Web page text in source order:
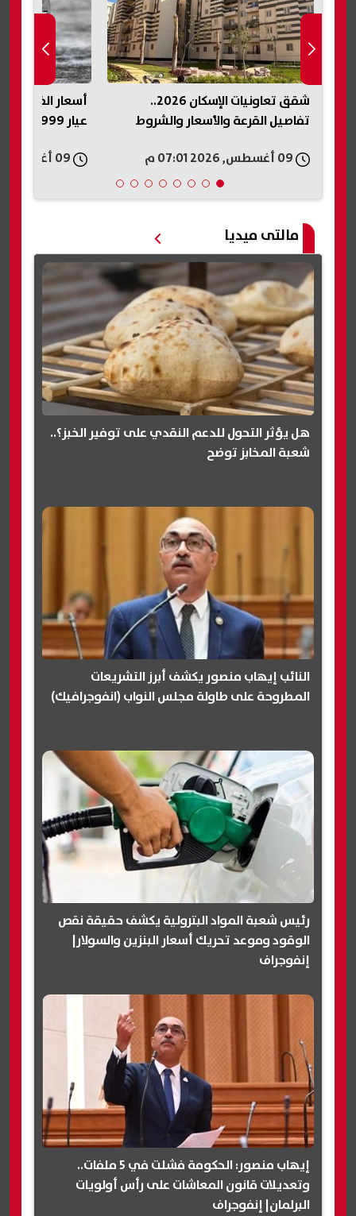
أسعار الفضة اليوم في مصر.. استقرار
عيار 999 والأوقية عند 63 دولارًا
الموعد
مالتى ميديا
هل يؤثر التحول للدعم النقدي على توفير الخبز؟..
شعبة المخابز توضح
النائب إيهاب منصور يكشف أبرز التشريعات
المطروحة على طاولة مجلس النواب (انفوجرافيك)
رئيس شعبة المواد البترولية يكشف حقيقة نقص
الوقود وموعد تحريك أسعار البنزين والسولار|
إنفوجراف
إيهاب منصور: الحكومة فشلت في 5 ملفات..
وتعديلات قانون المعاشات على رأس أولويات
البرلمان| إنفوجراف